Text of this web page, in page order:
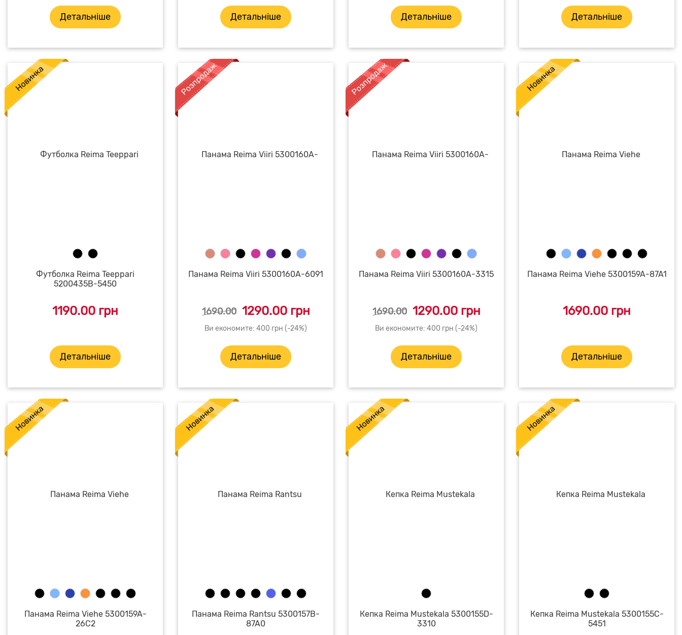
Детальніше Детальніше Детальніше Детальніше
Футболка Reima Teeppari
5200435B-5450
1190.00 грн
Детальніше
Панама Reima Viiri 5300160A-6091
1690.00 1290.00 грн
Ви економите: 400 грн (-24%)
Детальніше
Панама Reima Viiri 5300160A-3315
1690.00 1290.00 грн
Ви економите: 400 грн (-24%)
Детальніше
Панама Reima Viehe 5300159A-87A1
1690.00 грн
Детальніше
Панама Reima Viehe 5300159A-
26C2
Панама Reima Rantsu 5300157B-
87A0
Кепка Reima Mustekala 5300155D-
3310
Кепка Reima Mustekala 5300155C-
5451